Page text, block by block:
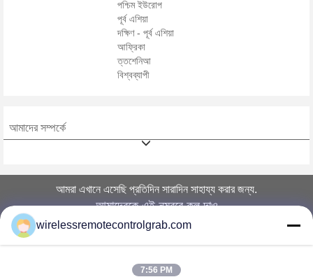
পশ্চিম ইউরোপ
পূর্ব এশিয়া
দক্ষিণ - পূর্ব এশিয়া
আফ্রিকা
ত্তশেনিআ
বিশ্বব্যাপী
আমাদের সম্পর্কে
আমরা এখানে এসেছি প্রতিদিন সারাদিন সাহায্য করার জন্য.
আমাদেরকে এই নম্বরে কল দাও
wirelessremotecontrolgrab.com
7:56 PM